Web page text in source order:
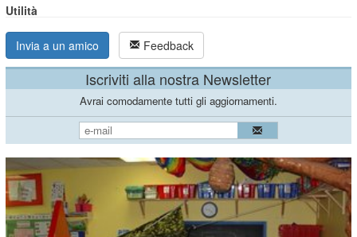
Utilità
Invia a un amico Feedback
Iscriviti alla nostra Newsletter
Avrai comodamente tutti gli aggiornamenti.